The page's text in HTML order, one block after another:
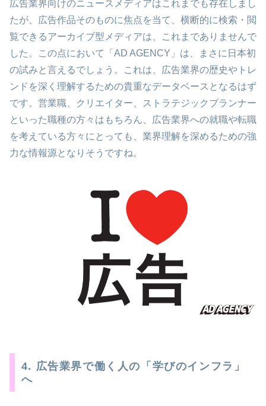
広告業界向けのニュースメディアはこれまでも存在しまし
たが、広告作品そのものに焦点を当て、横断的に検索・閲
覧できるアーカイブ型メディアは、これまでありませんで
した。この点において「AD AGENCY」は、まさに日本初
の試みと言えるでしょう。これは、広告業界の歴史やトレ
ンドを深く理解するための貴重なデータベースとなるはず
です。営業職、クリエイター、ストラテジックプランナー
といった職種の方々はもちろん、広告業界への就職や転職
を考えている方々にとっても、業界理解を深めるための強
力な情報源となりそうですね。
4. 広告業界で働く人の「学びのインフラ」
へ